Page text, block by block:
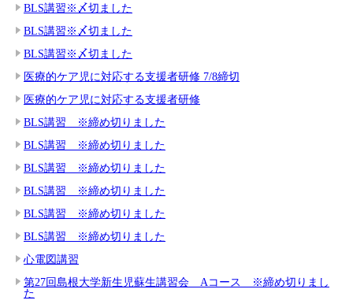
BLS講習※〆切ました
BLS講習※〆切ました
BLS講習※〆切ました
医療的ケア児に対応する支援者研修 7/8締切
医療的ケア児に対応する支援者研修
BLS講習 ※締め切りました
BLS講習 ※締め切りました
BLS講習 ※締め切りました
BLS講習 ※締め切りました
BLS講習 ※締め切りました
BLS講習 ※締め切りました
心電図講習
第27回島根大学新生児蘇生講習会 Aコース ※締め切りまし
た